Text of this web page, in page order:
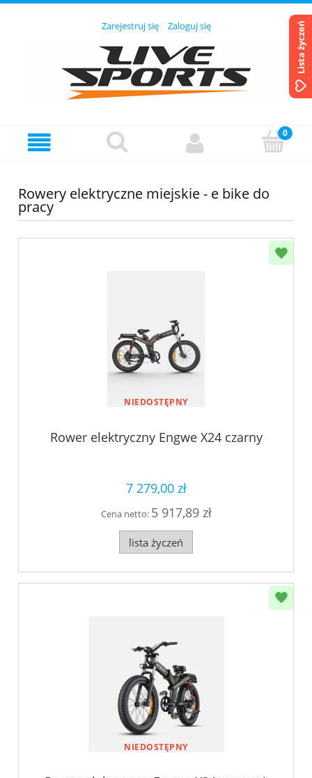
Zarejestruj się Zaloguj się
Rowery elektryczne miejskie - e bike do
pracy
NIEDOSTĘPNY
Rower elektryczny Engwe X24 czarny
7 279,00 zł
Cena netto: 5 917,89 zł
lista życzeń
NIEDOSTĘPNY
Lista życzeń